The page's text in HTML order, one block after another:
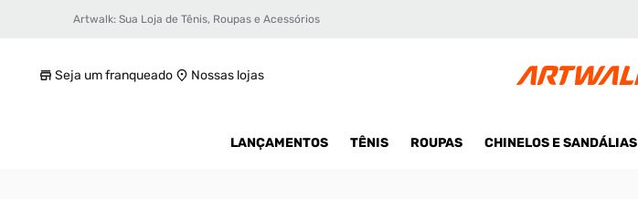
Artwalk: Sua Loja de Tênis, Roupas e Acessórios
Seja um franqueado Nossas lojas
LANÇAMENTOS TÊNIS ROUPAS CHINELOS E SANDÁLIAS
Tênis Air Jordan Legacy 312 Low Feminino